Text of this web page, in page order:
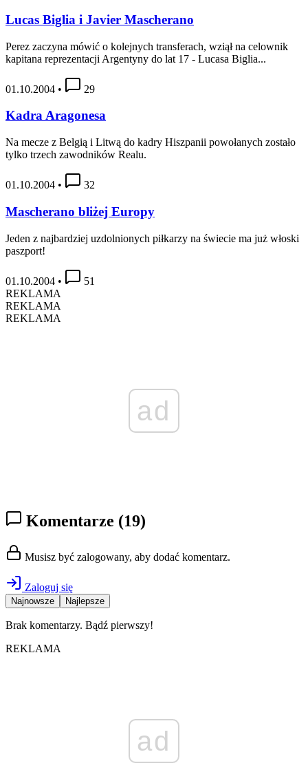
Lucas Biglia i Javier Mascherano
Perez zaczyna mówić o kolejnych transferach, wziął na celownik
kapitana reprezentacji Argentyny do lat 17 - Lucasa Biglia...
01.10.2004 • 29
Kadra Aragonesa
Na mecze z Belgią i Litwą do kadry Hiszpanii powołanych zostało
tylko trzech zawodników Realu.
01.10.2004 • 32
Mascherano bliżej Europy
Jeden z najbardziej uzdolnionych piłkarzy na świecie ma już włoski
paszport!
01.10.2004 •
51
REKLAMA
REKLAMA
REKLAMA
ad
Komentarze (19)
Musisz być zalogowany, aby dodać komentarz.
Zaloguj się
Najnowsze Najlepsze
Brak komentarzy. Bądź pierwszy!
REKLAMA
ad